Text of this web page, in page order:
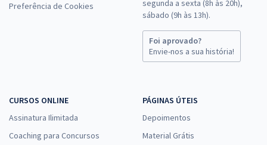
Preferência de Cookies
segunda a sexta (8h às 20h),
sábado (9h às 13h).
Foi aprovado?
Envie-nos a sua história!
CURSOS ONLINE
Assinatura Ilimitada
Coaching para Concursos
PÁGINAS ÚTEIS
Depoimentos
Material Grátis